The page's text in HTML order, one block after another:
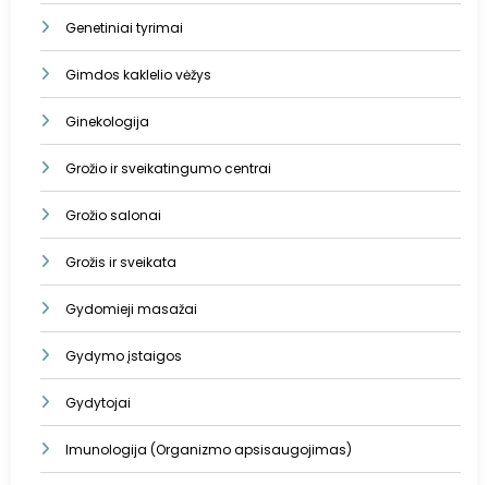
Genetiniai tyrimai
Gimdos kaklelio vėžys
Ginekologija
Grožio ir sveikatingumo centrai
Grožio salonai
Grožis ir sveikata
Gydomieji masažai
Gydymo įstaigos
Gydytojai
Imunologija (Organizmo apsisaugojimas)